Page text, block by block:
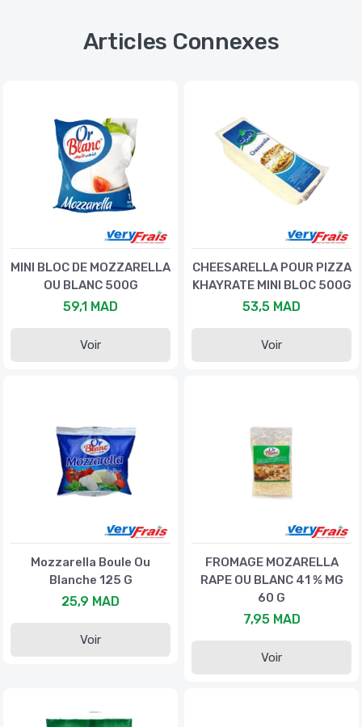
Articles Connexes
MINI BLOC DE MOZZARELLA
OU BLANC 500G
59,1 MAD
Voir
CHEESARELLA POUR PIZZA
KHAYRATE MINI BLOC 500G
53,5 MAD
Voir
Mozzarella Boule Ou
Blanche 125 G
25,9 MAD
Voir
FROMAGE MOZARELLA
RAPE OU BLANC 41 % MG
60 G
7,95 MAD
Voir